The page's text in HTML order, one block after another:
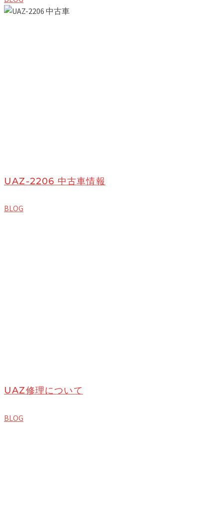
UAZ-2206 中古車情報
BLOG
UAZ修理について
BLOG